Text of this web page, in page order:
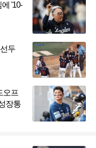
'10-
두
오프
장통